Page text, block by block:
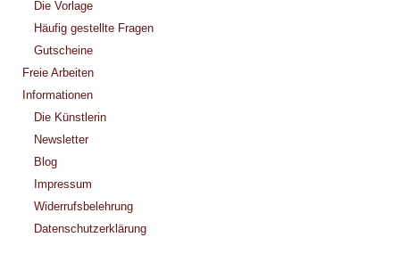
Die Vorlage
Häufig gestellte Fragen
Gutscheine
Freie Arbeiten
Informationen
Die Künstlerin
Newsletter
Blog
Impressum
Widerrufsbelehrung
Datenschutzerklärung